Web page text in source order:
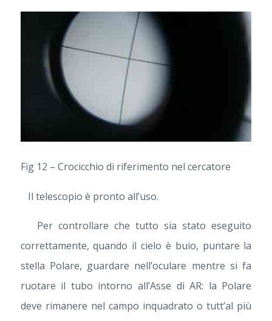
Fig 12 – Crocicchio di riferimento nel cercatore
Il telescopio è pronto all’uso.
Per controllare che tutto sia stato eseguito
correttamente, quando il cielo è buio, puntare la
stella Polare, guardare nell’oculare mentre si fa
ruotare il tubo intorno all’Asse di AR: la Polare
deve rimanere nel campo inquadrato o tutt’al più